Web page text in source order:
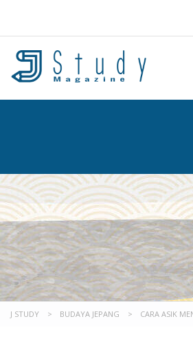
J STUDY > BUDAYA JEPANG > CARA ASIK